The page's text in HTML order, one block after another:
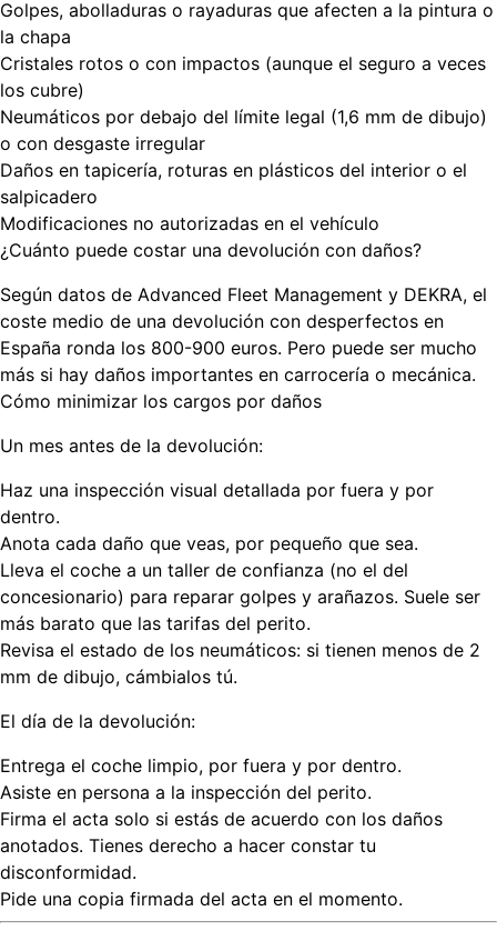
Golpes, abolladuras o rayaduras que afecten a la pintura o
la chapa
Cristales rotos o con impactos (aunque el seguro a veces
los cubre)
Neumáticos por debajo del límite legal (1,6 mm de dibujo)
o con desgaste irregular
Daños en tapicería, roturas en plásticos del interior o el
salpicadero
Modificaciones no autorizadas en el vehículo
¿Cuánto puede costar una devolución con daños?
Según datos de Advanced Fleet Management y DEKRA, el
coste medio de una devolución con desperfectos en
España ronda los 800-900 euros. Pero puede ser mucho
más si hay daños importantes en carrocería o mecánica.
Cómo minimizar los cargos por daños
Un mes antes de la devolución:
Haz una inspección visual detallada por fuera y por
dentro.
Anota cada daño que veas, por pequeño que sea.
Lleva el coche a un taller de confianza (no el del
concesionario) para reparar golpes y arañazos. Suele ser
más barato que las tarifas del perito.
Revisa el estado de los neumáticos: si tienen menos de 2
mm de dibujo, cámbialos tú.
El día de la devolución:
Entrega el coche limpio, por fuera y por dentro.
Asiste en persona a la inspección del perito.
Firma el acta solo si estás de acuerdo con los daños
anotados. Tienes derecho a hacer constar tu
disconformidad.
Pide una copia firmada del acta en el momento.